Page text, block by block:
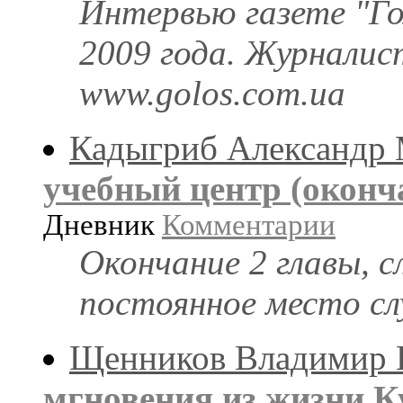
Интервью газете
2009 года.
www.golos.com.ua
Кадыгриб
учебный центр
Дневник Комментарии
Окончание 2 главы,
постоянное место
Щенников Владимир